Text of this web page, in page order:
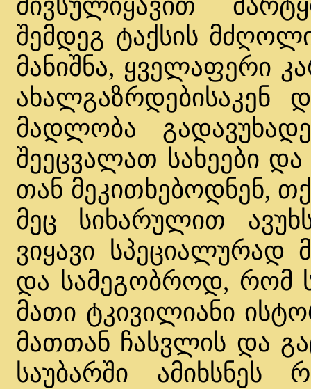
მივსულიყავით
შემდეგ ტაქსის
მანიშნა, ყველაფერი
ახალგაზრდებისაკენ
მადლობა
შეეცვალათ სახეები და
თან მეკითხებოდნენ,
მეც სიხარულით
ვიყავი სპეციალურად
და სამეგობროდ, რომ
მათი ტკივილიანი
მათთან ჩასვლის და
საუბარში